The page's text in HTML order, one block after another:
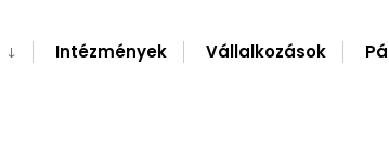
Intézmények Vállalkozások